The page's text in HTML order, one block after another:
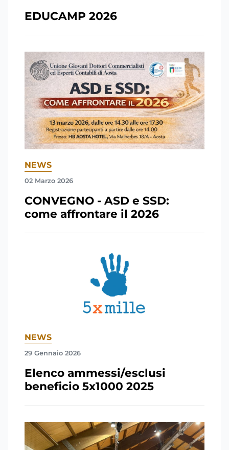
EDUCAMP 2026
NEWS
02 Marzo 2026
CONVEGNO - ASD e SSD:
come affrontare il 2026
NEWS
29 Gennaio 2026
Elenco ammessi/esclusi
beneficio 5x1000 2025